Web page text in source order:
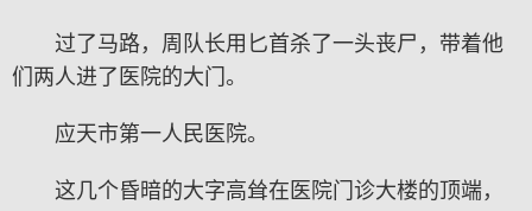
过了马路，周队长用匕首杀了一头丧尸，带着他
们两人进了医院的大门。
应天市第一人民医院。
这几个昏暗的大字高耸在医院门诊大楼的顶端，